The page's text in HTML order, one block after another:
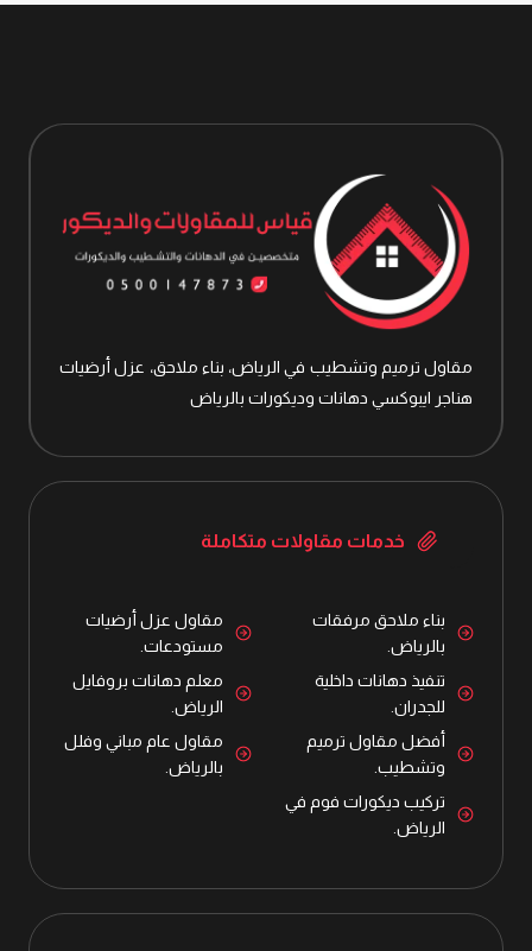
في
دائما
مقاول ترميم وتشطيب في الرياض، بناء ملاحق، عزل أرضيات
هناجر ايبوكسي دهانات وديكورات بالرياض
خدمات مقاولات متكاملة
بناء ملاحق مرفقات
بالرياض.
مقاول عزل أرضيات
مستودعات.
تنفيذ دهانات داخلية
للجدران.
معلم دهانات بروفايل
الرياض.
أفضل مقاول ترميم
وتشطيب.
مقاول عام مباني وفلل
بالرياض.
تركيب ديكورات فوم في
الرياض.